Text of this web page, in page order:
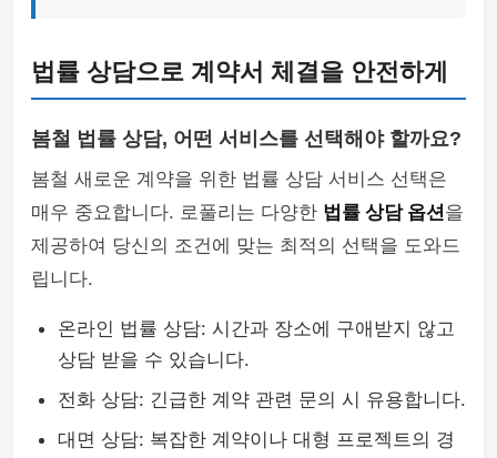
법률 상담으로 계약서 체결을 안전하게
봄철 법률 상담, 어떤 서비스를 선택해야 할까요?
봄철 새로운 계약을 위한 법률 상담 서비스 선택은
매우 중요합니다. 로풀리는 다양한 법률 상담 옵션을
제공하여 당신의 조건에 맞는 최적의 선택을 도와드
립니다.
온라인 법률 상담: 시간과 장소에 구애받지 않고
상담 받을 수 있습니다.
전화 상담: 긴급한 계약 관련 문의 시 유용합니다.
대면 상담: 복잡한 계약이나 대형 프로젝트의 경